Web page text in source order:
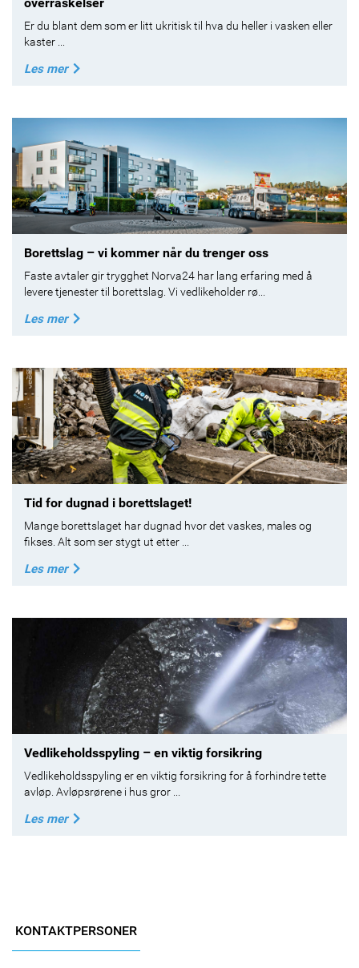
Er du blant dem som er litt ukritisk til hva du heller i vasken eller
kaster ...
Les mer
Borettslag – vi kommer når du trenger oss
Faste avtaler gir trygghet Norva24 har lang erfaring med å
levere tjenester til borettslag. Vi vedlikeholder rø...
Les mer
Tid for dugnad i borettslaget!
Mange borettslaget har dugnad hvor det vaskes, males og
fikses. Alt som ser stygt ut etter ...
Les mer
Vedlikeholdsspyling – en viktig forsikring
Vedlikeholdsspyling er en viktig forsikring for å forhindre tette
avløp. Avløpsrørene i hus gror ...
Les mer
KONTAKTPERSONER